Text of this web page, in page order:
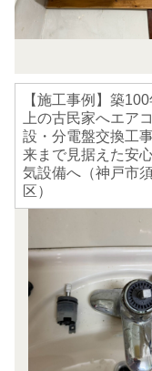
【施工事例】築
上の古民家へエア
設・分電盤交換工
来まで見据えた安
気設備へ（神戸市
区）